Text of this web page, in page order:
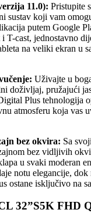
11.0): Pristupite
sustav koji vam
putem Google
T-cast, jednostavno
na veliki ekran u
Uživajte u
doživljaj, pružajući
Plus tehnologija
atmosferu koja vas
bez okvira: Sa
bez vidljivih
u svaki moderan
notu elegancije, dok
ostane isključivo na
32”S5K FHD